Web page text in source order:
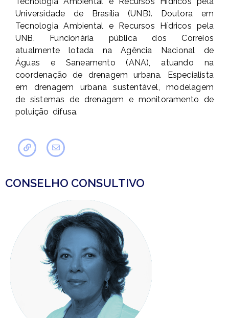
Universidade de Brasília (UNB). Doutora em
Tecnologia Ambiental e Recursos Hídricos pela
UNB. Funcionária pública dos Correios
atualmente lotada na Agência Nacional de
Águas e Saneamento (ANA), atuando na
coordenação de drenagem urbana. Especialista
em drenagem urbana sustentável, modelagem
de sistemas de drenagem e monitoramento de
poluição difusa.
CONSELHO CONSULTIVO